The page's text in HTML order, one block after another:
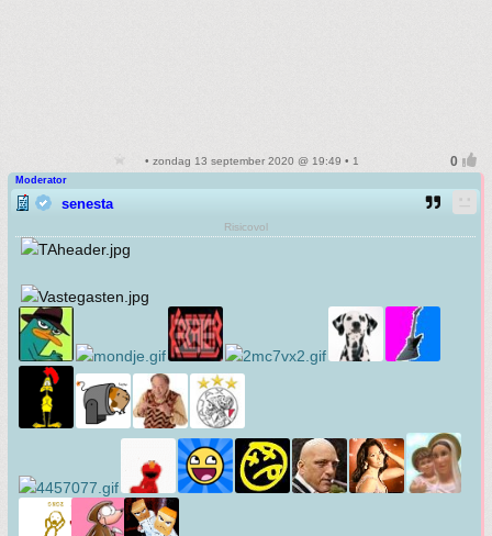
• zondag 13 september 2020 @ 19:49 • 1
Moderator
senesta
Risicovol